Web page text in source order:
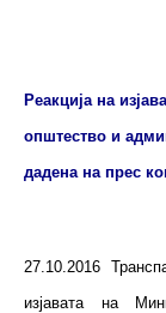
Реакција на
општество и
дадена на прес
27.10.2016
изјавата на